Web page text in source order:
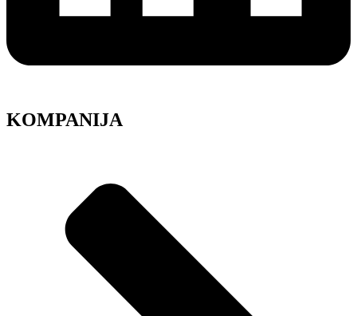
KOMPANIJA